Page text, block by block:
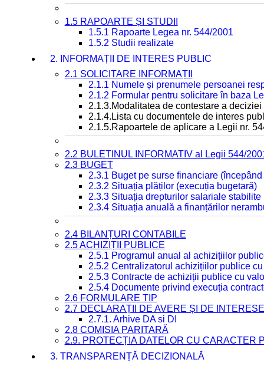
1.5 RAPOARTE ȘI STUDII
1.5.1 Rapoarte Legea nr. 544/2001
1.5.2 Studii realizate
2. INFORMAȚII DE INTERES PUBLIC
2.1 SOLICITARE INFORMAȚII
2.1.1 Numele și prenumele persoanei
2.1.2 Formular pentru solicitare în baza
2.1.3.Modalitatea de contestare a
2.1.4.Lista cu documentele de interes
2.1.5.Rapoartele de aplicare a Legii nr.
2.2 BULETINUL INFORMATIV al Legii 544/
2.3 BUGET
2.3.1 Buget pe surse financiare
2.3.2 Situația plăților (execuția bugetară)
2.3.3 Situația drepturilor salariale
2.3.4 Situația anuală a finanțărilor
2.4 BILANȚURI CONTABILE
2.5 ACHIZIȚII PUBLICE
2.5.1 Programul anual al achizițiilor
2.5.2 Centralizatorul achizițiilor publice
2.5.3 Contracte de achiziții publice cu
2.5.4 Documente privind execuția
2.6 FORMULARE TIP
2.7 DECLARAȚII DE AVERE ȘI DE INTERESE
2.7.1. Arhive DA si DI
2.8 COMISIA PARITARĂ
2.9. PROTECȚIA DATELOR CU CARACTER
3. TRANSPARENȚĂ DECIZIONALĂ